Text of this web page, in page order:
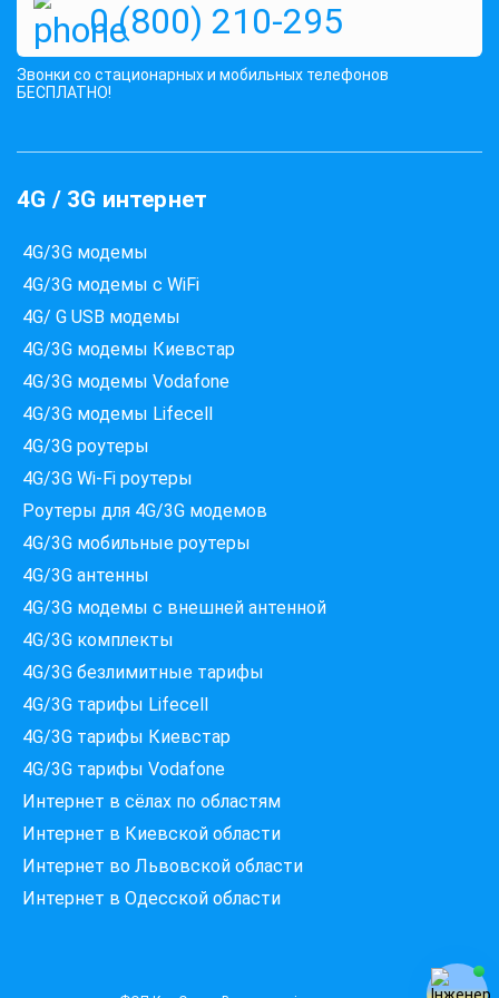
0 (800) 210-295
Звонки со стационарных и мобильных телефонов
БЕСПЛАТНО!
4G / 3G интернет
4G/3G модемы
4G/3G модемы с WiFi
4G/ G USB модемы
4G/3G модемы Киевстар
4G/3G модемы Vodafone
4G/3G модемы Lifecell
4G/3G роутеры
4G/3G Wi-Fi роутеры
Роутеры для 4G/3G модемов
4G/3G мобильные роутеры
4G/3G антенны
4G/3G модемы c внешней антенной
4G/3G комплекты
4G/3G безлимитные тарифы
4G/3G тарифы Lifecell
4G/3G тарифы Киевстар
4G/3G тарифы Vodafone
Интернет в сёлах по областям
Интернет в Киевской области
Интернет во Львовской области
Интернет в Одесской области
Які провайдери працюють
за вашою адресою?
Перевірте доступність інтернету за 30 секунд
375+ провайдерів в базі
Введіть вашу адресу
Місто, вулиця та номер будинку